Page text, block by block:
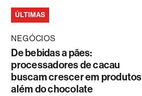
ÚLTIMAS
NEGÓCIOS
De bebidas a pães:
processadores de cacau
buscam crescer em produtos
além do chocolate